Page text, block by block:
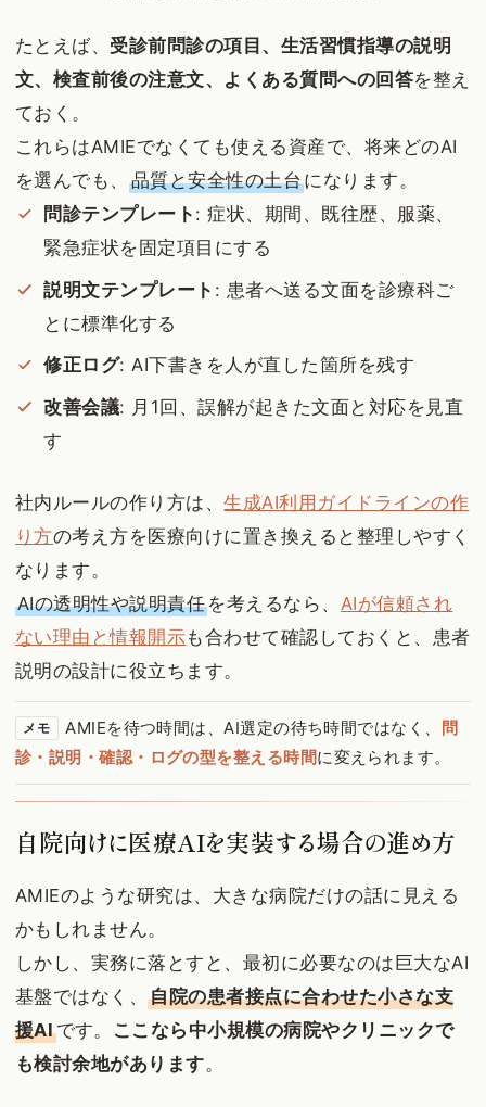
たとえば、 受診前問診の項目、生活習慣指導の説明
文、検査前後の注意文、よくある質問への回答を整え
ておく。
これらはAMIEでなくても使える資産で、将来どのAI
を選んでも、 品質と安全性の土台になります。
問診テンプレート : 症状、期間、既往歴、服薬、
緊急症状を固定項目にする
説明文テンプレート : 患者へ送る文面を診療科ご
とに標準化する
修正ログ: AI下書きを人が直した箇所を残す
改善会議: 月1回、誤解が起きた文面と対応を見直
す
社内ルールの作り方は、生成AI利用ガイドラインの作
り方の考え方を医療向けに置き換えると整理しやすく
なります。
AIの透明性や説明責任を考えるなら、 AIが信頼され
ない理由と情報開示も合わせて確認しておくと、患者
説明の設計に役立ちます。
メモ AMIEを待つ時間は、AI選定の待ち時間ではなく、
問
診・説明・確認・ログの型を整える時間に変えられます。
自院向けに医療AIを実装する場合の進め方
AMIEのような研究は、大きな病院だけの話に見える
かもしれません。
しかし、実務に落とすと、最初に必要なのは巨大なAI
基盤ではなく、自院の患者接点に合わせた小さな支
援AIです。 ここなら中小規模の病院やクリニックで
も検討余地があります。